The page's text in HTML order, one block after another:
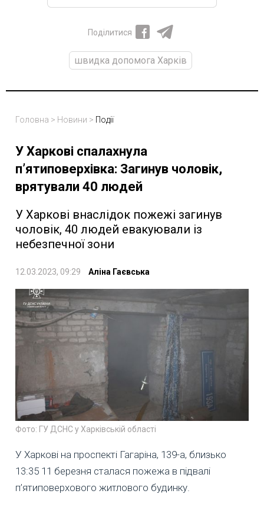
Поділитися
швидка допомога Харків
Головна > Новини > Події
У Харкові спалахнула
п’ятиповерхівка: Загинув чоловік,
врятували 40 людей
У Харкові внаслідок пожежі загинув
чоловік, 40 людей евакуювали із
небезпечної зони
12.03.2023, 09:29 Аліна Гаєвська
Фото: ГУ ДСНС у Харківській області
У Харкові на проспекті Гагаріна, 139-а, близько
13:35 11 березня сталася пожежа в підвалі
п’ятиповерхового житлового будинку.